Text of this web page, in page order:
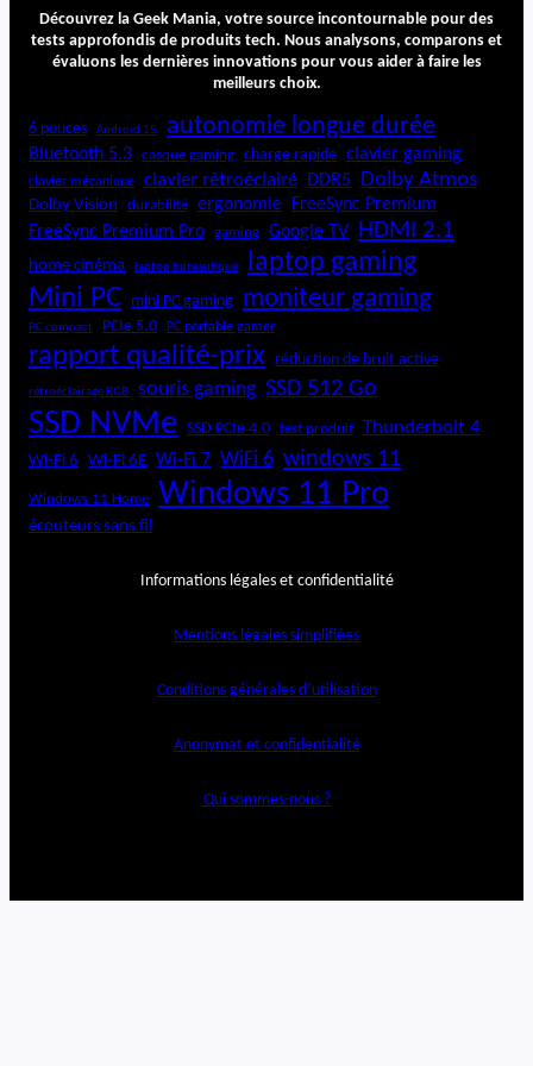
O
P
1
Découvrez la Geek Mania, votre source incontournable pour des
tests approfondis de produits tech. Nous analysons, comparons et
évaluons les dernières innovations pour vous aider à faire les
meilleurs choix.
6 pouces Android 15 autonomie longue durée
Bluetooth 5.3 casque gaming charge rapide clavier gaming
clavier mécanique clavier rétroéclairé DDR5 Dolby Atmos
Dolby Vision durabilité ergonomie
FreeSync Premium
FreeSync Premium Pro
gaming Google TV HDMI 2.1
home cinéma laptop bureautique laptop gaming
Mini PC mini PC gaming moniteur gaming
PC compact PCIe 5.0 PC portable gamer
rapport qualité-prix réduction de bruit active
rétroéclairage RGB souris gaming SSD 512 Go
SSD NVMe SSD PCIe 4.0 test produit Thunderbolt 4
Wi-Fi 6 Wi-Fi 6E Wi-Fi 7 WiFi 6 windows 11
Windows 11 Home Windows 11 Pro
écouteurs sans fil
Informations légales et confidentialité
Mentions légales simplifiées
Conditions générales d’utilisation
Anonymat et confidentialité
Qui sommes-nous ?